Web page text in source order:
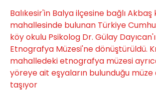
Balıkesir'in Balya ilçesine bağlı Akbaş
mahallesinde bulunan Türkiye
köy okulu Psikolog Dr. Gülay
Etnografya Müzesi'ne dönüştürüldü.
mahalledeki etnografya müzesi
yöreye ait eşyaların bulunduğu müze
taşıyor